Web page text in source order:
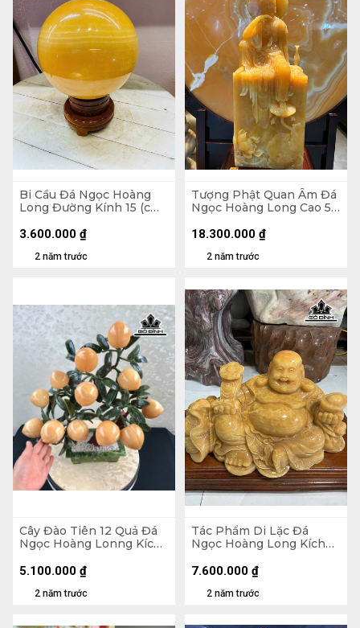
Bi Cầu Đá Ngọc Hoàng
Long Đường Kính 15 (cm)
2 năm trước
3.600.000 ₫
Tượng Phật Quan Âm Đá
Ngọc Hoàng Long Cao 54
(cm)
2 năm trước
18.300.000 ₫
Cây Đào Tiên 12 Quả Đá
Ngọc Hoàng Lonng Kích
8,2kg
2 năm trước
5.100.000 ₫
Tác Phẩm Di Lặc Đá
Ngọc Hoàng Long Kích
2 năm trước
7.600.000 ₫